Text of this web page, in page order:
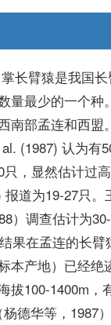
长臂猿是我国
量最少的一个种
南部孟连和西盟。
(1987) 认为有
，显然估计过
道为19-27只。
）调查估计为30-
果在孟连的长臂
本产地）已经绝
拔100-1400m，
德华等，1987